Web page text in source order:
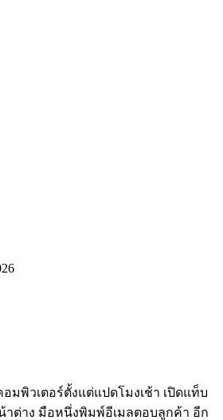
มพิวเตอร์ตั้งแต่แปดโมงเช้า เปิดแท็บ
น้าต่าง มือหนึ่งพิมพ์อีเมลตอบลูกค้า อีก